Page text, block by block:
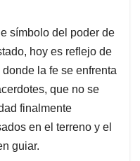
símbolo del poder de
hoy es reflejo de
la fe se enfrenta
que no se
finalmente
en el terreno y el
guiar.